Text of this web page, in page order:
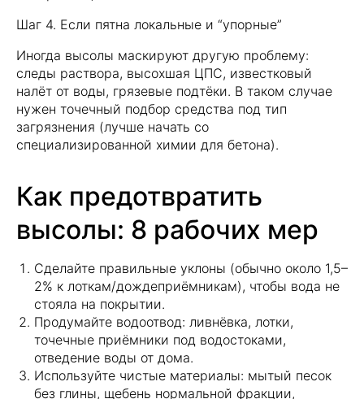
Шаг 4. Если пятна локальные и “упорные”
Иногда высолы маскируют другую проблему:
следы раствора, высохшая ЦПС, известковый
налёт от воды, грязевые подтёки. В таком случае
нужен точечный подбор средства под тип
загрязнения (лучше начать со
специализированной химии для бетона).
Как предотвратить
высолы: 8 рабочих мер
Сделайте правильные уклоны (обычно около 1,5–
2% к лоткам/дождеприёмникам), чтобы вода не
стояла на покрытии.
Продумайте водоотвод: ливнёвка, лотки,
точечные приёмники под водостоками,
отведение воды от дома.
Используйте чистые материалы: мытый песок
без глины, щебень нормальной фракции,
Адреса магазинов
Владимирская обл.,
Александровский р-он,
д. Следнево,
Струнинское шоссе, 26